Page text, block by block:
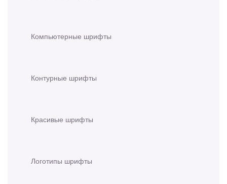
Компьютерные шрифты
Контурные шрифты
Красивые шрифты
Логотипы шрифты